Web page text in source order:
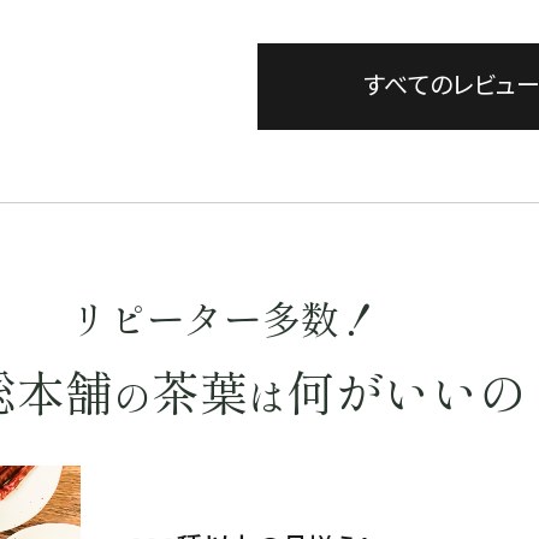
すべてのレビュ
リピーター多数！
本舗の茶葉は何がいいの